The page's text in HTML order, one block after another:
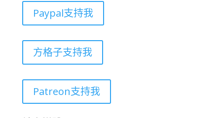
Paypal支持我
方格子支持我
Patreon支持我